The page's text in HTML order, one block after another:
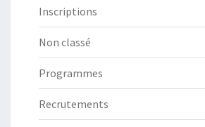
Inscriptions
Non classé
Programmes
Recrutements